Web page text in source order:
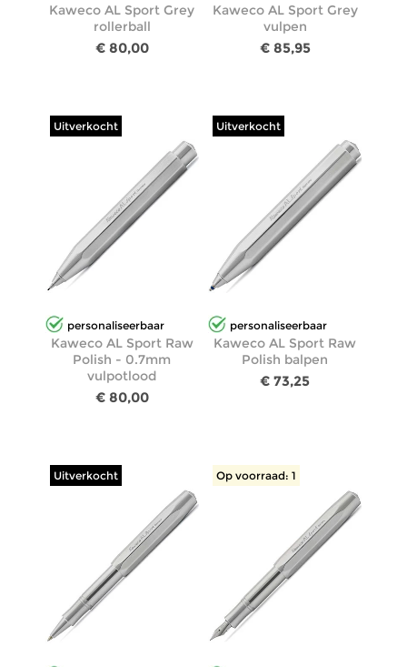
Kaweco AL Sport Grey
rollerball
€ 80,00
Kaweco AL Sport Grey
vulpen
€ 85,95
personaliseerbaar
Uitverkocht
Kaweco AL Sport Raw
Polish - 0.7mm
vulpotlood
€ 80,00
personaliseerbaar
Uitverkocht
Kaweco AL Sport Raw
Polish balpen
€ 73,25
Uitverkocht Op voorraad: 1